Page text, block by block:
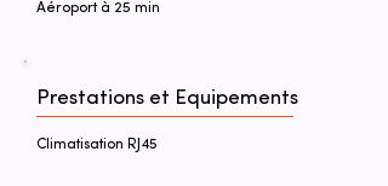
Aéroport à 25 min
Prestations et Equipements
Climatisation RJ45